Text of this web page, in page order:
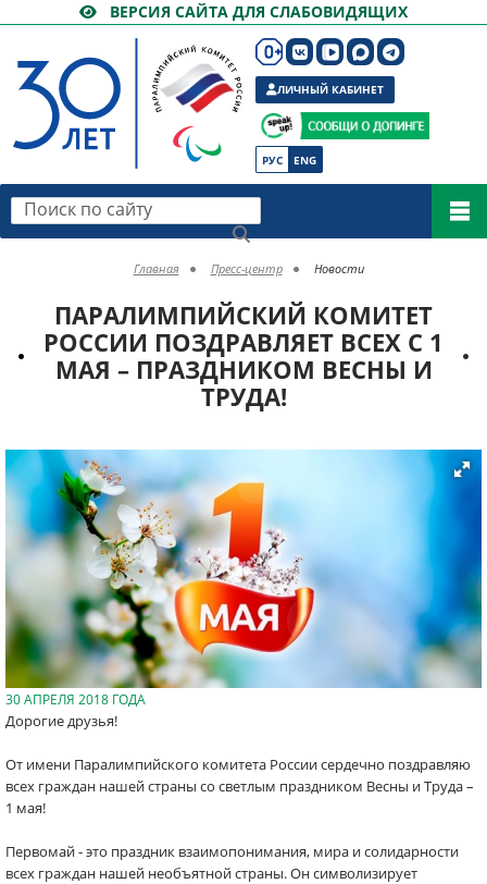
ВЕРСИЯ САЙТА ДЛЯ СЛАБОВИДЯЩИХ
РУС ENG
ЛИЧНЫЙ КАБИНЕТ
Поиск по сайту
Главная Пресс-центр Новости
ПАРАЛИМПИЙСКИЙ КОМИТЕТ
РОССИИ ПОЗДРАВЛЯЕТ ВСЕХ С 1
МАЯ – ПРАЗДНИКОМ ВЕСНЫ И
ТРУДА!
30 АПРЕЛЯ 2018 ГОДА
Дорогие друзья!
От имени Паралимпийского комитета России сердечно поздравляю
всех граждан нашей страны со светлым праздником Весны и Труда –
1 мая!
Первомай - это праздник взаимопонимания, мира и солидарности
всех граждан нашей необъятной страны. Он символизирует